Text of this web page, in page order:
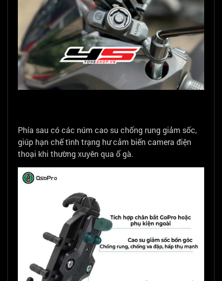
Phía sau có các núm cao su chống rung giảm sốc,
giúp hạn chế tình trạng hư cảm biến camera điện
thoại khi thường xuyên qua ổ gà.